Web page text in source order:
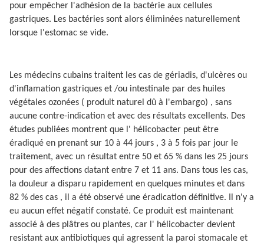
pour empêcher l'adhésion de la bactérie aux cellules
gastriques. Les bactéries sont alors éliminées naturellement
lorsque l'estomac se vide.
Les médecins cubains traitent les cas de gériadis, d'ulcères ou
d'inflamation gastriques et /ou intestinale par des huiles
végétales ozonées ( produit naturel dû à l'embargo) , sans
aucune contre-indication et avec des résultats excellents. Des
études publiées montrent que l' hélicobacter peut être
éradiqué en prenant sur 10 à 44 jours , 3 à 5 fois par jour le
traitement, avec un résultat entre 50 et 65 % dans les 25 jours
pour des affections datant entre 7 et 11 ans. Dans tous les cas,
la douleur a disparu rapidement en quelques minutes et dans
82 % des cas , il a été observé une éradication définitive. Il n'y a
eu aucun effet négatif constaté. Ce produit est maintenant
associé à des plâtres ou plantes, car l' hélicobacter devient
resistant aux antibiotiques qui agressent la paroi stomacale et